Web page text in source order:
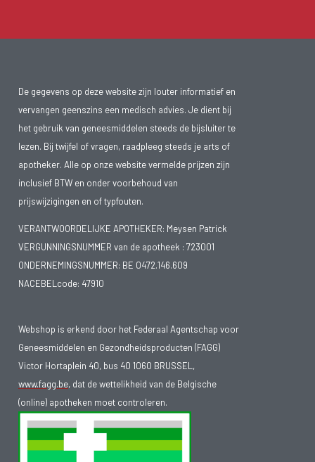
De gegevens op deze website zijn louter informatief en
vervangen geenszins een medisch advies. Je dient bij
het gebruik van geneesmiddelen steeds de bijsluiter te
lezen. Bij twijfel of vragen, raadpleeg steeds je arts of
apotheker. Alle op onze website vermelde prijzen zijn
inclusief BTW en onder voorbehoud van
prijswijzigingen en of typfouten.
VERANTWOORDELIJKE APOTHEKER: Meysen Patrick
VERGUNNINGSNUMMER van de apotheek : 723001
ONDERNEMINGSNUMMER: BE 0472.146.609
NACEBELcode: 47910
Webshop is erkend door het Federaal Agentschap voor
Geneesmiddelen en Gezondheidsproducten (FAGG)
Victor Hortaplein 40, bus 40 1060 BRUSSEL,
www.fagg.be, dat de wettelikheid van de Belgische
(online) apotheken moet controleren.